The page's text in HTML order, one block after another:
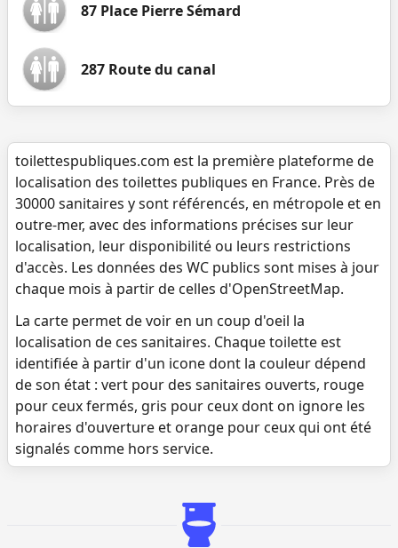
87 Place Pierre Sémard
287 Route du canal
toilettespubliques.com est la première plateforme de
localisation des toilettes publiques en France. Près de
30000 sanitaires y sont référencés, en métropole et en
outre-mer, avec des informations précises sur leur
localisation, leur disponibilité ou leurs restrictions
d'accès. Les données des WC publics sont mises à jour
chaque mois à partir de celles d'OpenStreetMap.
La carte permet de voir en un coup d'oeil la
localisation de ces sanitaires. Chaque toilette est
identifiée à partir d'un icone dont la couleur dépend
de son état : vert pour des sanitaires ouverts, rouge
pour ceux fermés, gris pour ceux dont on ignore les
horaires d'ouverture et orange pour ceux qui ont été
signalés comme hors service.